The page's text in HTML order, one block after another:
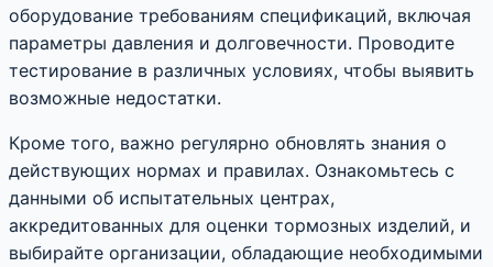
оборудование требованиям спецификаций, включая
параметры давления и долговечности. Проводите
тестирование в различных условиях, чтобы выявить
возможные недостатки.
Кроме того, важно регулярно обновлять знания о
действующих нормах и правилах. Ознакомьтесь с
данными об испытательных центрах,
аккредитованных для оценки тормозных изделий, и
выбирайте организации, обладающие необходимыми